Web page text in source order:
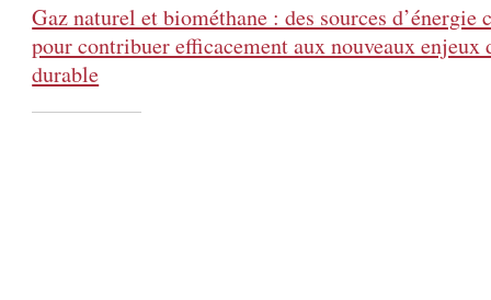
Gaz naturel et biométhane : des sources d’énergie
pour contribuer efficacement aux nouveaux
durable